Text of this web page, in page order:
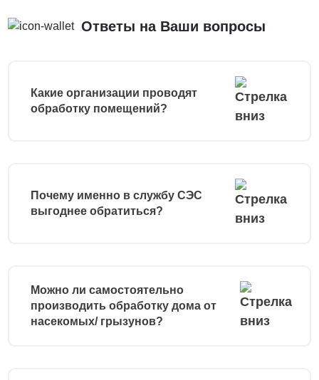
Ответы на Ваши вопросы
Какие организации проводят
обработку помещений?
Почему именно в службу СЭС
выгоднее обратиться?
Можно ли самостоятельно
производить обработку дома от
насекомых/ грызунов?